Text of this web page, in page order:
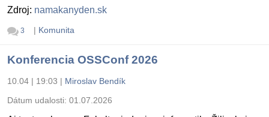
Zdroj: namakanyden.sk
3 | Komunita
Konferencia OSSConf 2026
10.04 | 19:03 | Miroslav Bendík
Dátum udalosti: 01.07.2026